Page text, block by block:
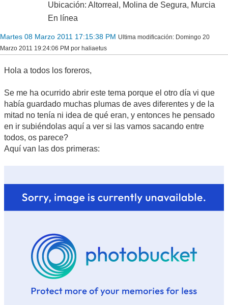
Ubicación: Altorreal, Molina de Segura, Murcia
En línea
Martes 08 Marzo 2011 17:15:38 PM Ultima modificación: Domingo 20
Marzo 2011 19:24:06 PM por haliaetus
Hola a todos los foreros,
Se me ha ocurrido abrir este tema porque el otro día vi que
había guardado muchas plumas de aves diferentes y de la
mitad no tenía ni idea de qué eran, y entonces he pensado
en ir subiéndolas aquí a ver si las vamos sacando entre
todos, os parece?
Aquí van las dos primeras: